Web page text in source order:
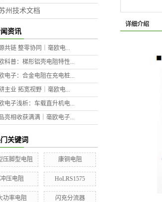
州技术文档
资讯
共链 整零协同｜毫欧电...
科普：梯形铝壳电阻特性...
电子：合金电阻在充电桩...
主业 拓宽视野｜毫欧电...
电子浅析：车载直升机电...
亮相收获满满｜毫欧电子...
关键词
压脚型电阻 康铜电阻
冲压电阻 HoLRS1575
功率电阻 闪充分流器
详细介绍